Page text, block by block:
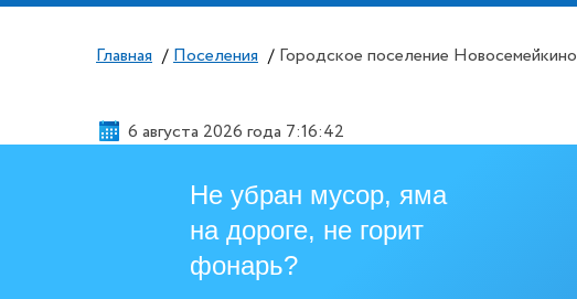
Главная / Поселения / Городское поселение Новосемейкино
6 августа 2026 года 7:16:43
Не убран мусор, яма
на дороге, не горит
фонарь?